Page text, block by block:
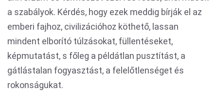
a szabályok. Kérdés, hogy ezek meddig bírják el az
emberi fajhoz, civilizációhoz köthető, lassan
mindent elborító túlzásokat, füllentéseket,
képmutatást, s főleg a példátlan pusztítást, a
gátlástalan fogyasztást, a felelőtlenséget és
rokonságukat.